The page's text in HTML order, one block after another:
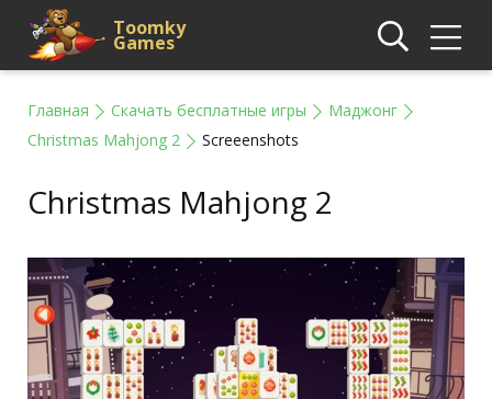
Toomky
Games
Главная Скачать бесплатные игры
Маджонг
Christmas Mahjong 2
Screeenshots
Christmas Mahjong 2